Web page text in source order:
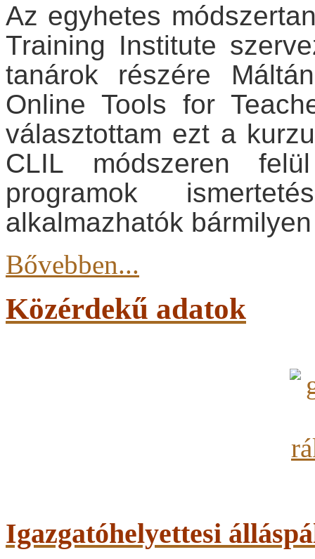
Az egyhetes
Training Institute
tanárok részére
Online Tools for
választottam ezt a
CLIL módszeren
programok
alkalmazhatók
Bővebben...
Közérdekű adatok
Igazgatóhelyettesi